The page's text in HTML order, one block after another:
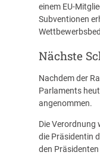
einem EU-
Subventionen
Nächste
Nachdem der
Parlaments
angenommen.
Die Verordnung
die Präsidentin
den